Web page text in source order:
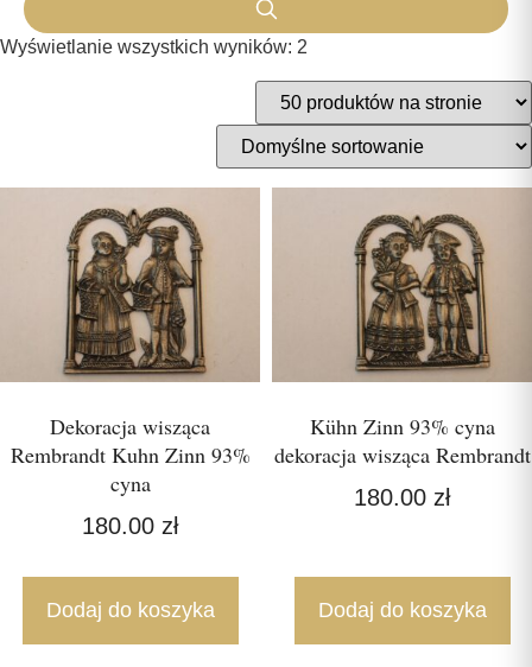
Wyświetlanie wszystkich wyników: 2
Dekoracja wisząca
Rembrandt Kuhn Zinn 93%
cyna
180.00 zł
Dodaj do koszyka
Kühn Zinn 93% cyna
dekoracja wisząca Rembrandt
180.00 zł
Dodaj do koszyka